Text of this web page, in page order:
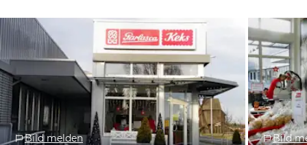
Bild melden Bild